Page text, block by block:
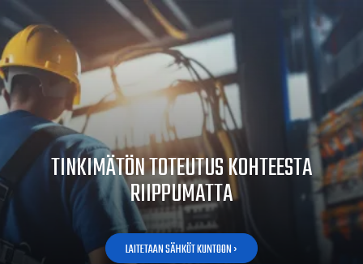
TINKIMÄTÖN TOTEUTUS KOHTEESTA
RIIPPUMATTA
LAITETAAN SÄHKÖT KUNTOON ›